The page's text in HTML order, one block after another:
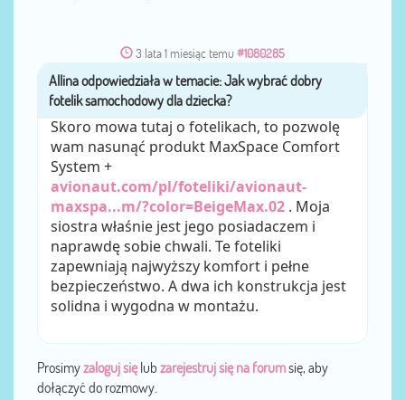
3 lata 1 miesiąc temu #1080285
przezAllina
Skoro mowa tutaj o fotelikach, to pozwolę
wam nasunąć produkt MaxSpace Comfort
System +
avionaut.com/pl/foteliki/avionaut-
maxspa...m/?color=BeigeMax.02 . Moja
siostra właśnie jest jego posiadaczem i
naprawdę sobie chwali. Te foteliki
zapewniają najwyższy komfort i pełne
bezpieczeństwo. A dwa ich konstrukcja jest
solidna i wygodna w montażu.
Prosimyzaloguj sięlub zarejestruj się na forumsię, aby
dołączyć do rozmowy.